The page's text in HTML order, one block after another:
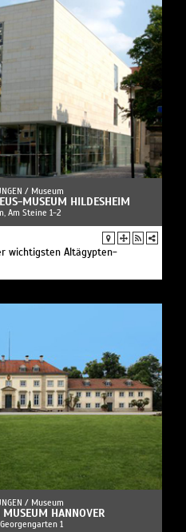
/ Museum
MUSEUM HILDESHEIM
Am Steine 1-2
wichtigsten Altägypten-
/ Museum
HANNOVER
1